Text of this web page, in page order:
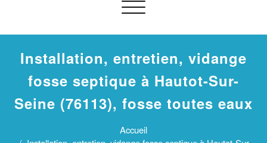
Afficher/masquer
navigation
Installation, entretien, vidange
fosse septique à Hautot-Sur-
Seine (76113), fosse toutes eaux
Accueil